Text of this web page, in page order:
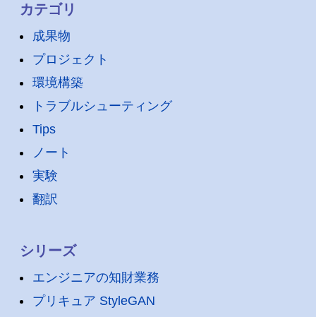
カテゴリ
成果物
プロジェクト
環境構築
トラブルシューティング
Tips
ノート
実験
翻訳
シリーズ
エンジニアの知財業務
プリキュア StyleGAN